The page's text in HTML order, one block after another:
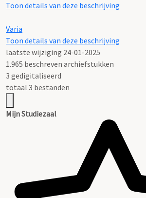
Toon details van deze beschrijving
Varia
Toon details van deze beschrijving
laatste wijziging 24-01-2025
1.965 beschreven archiefstukken
3 gedigitaliseerd
totaal 3 bestanden
Mijn Studiezaal